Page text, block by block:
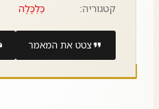
קטגוריה:
כַּלְכָּלָה
צטט את המאמר